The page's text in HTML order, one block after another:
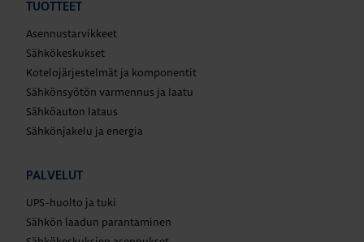
TUOTTEET
Asennustarvikkeet
Sähkökeskukset
Kotelojärjestelmät ja komponentit
Sähkönsyötön varmennus ja laatu
Sähköauton lataus
Sähkönjakelu ja energia
PALVELUT
UPS-huolto ja tuki
Sähkön laadun parantaminen